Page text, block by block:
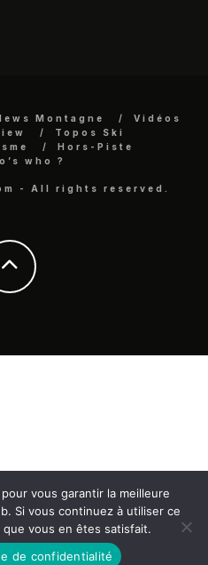
Montagne
Vidéos
Topos Ski
Hors-Piste
who ?
- All rights reserved.
vous garantir la meilleure
Si vous continuez à utiliser ce
vous en êtes satisfait.
de confidentialité